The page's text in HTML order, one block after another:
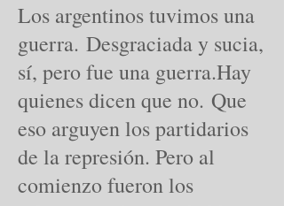
Los argentinos tuvimos una
guerra. Desgraciada y sucia,
sí, pero fue una guerra.Hay
quienes dicen que no. Que
eso arguyen los partidarios
de la represión. Pero al
comienzo fueron los